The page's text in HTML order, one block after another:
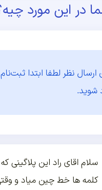
در این مورد
ارسال نظر لطفا ابتدا
شوید.
سلام اقای راد این پلاگینی
کلمه ها خط چین میاد و